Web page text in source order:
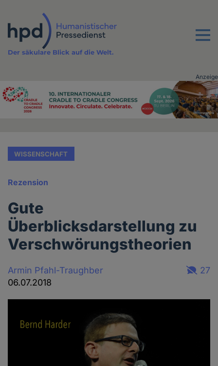
Inhalt
Menu
Der säkulare Blick auf die Welt.
Advertising
Anzeige
WISSENSCHAFT
Rezension
Gute
Überblicksdarstellung zu
Verschwörungstheorien
Armin Pfahl-Traughber
06.07.2018
27